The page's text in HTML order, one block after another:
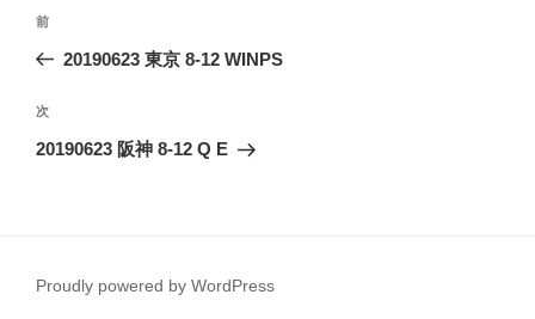
投
ビ
ゲ
ン
前
の
稿
前
20190623 東京 8-12 WINPS
次
の
次
20190623 阪神 8-12 Q E
Proudly powered by WordPress